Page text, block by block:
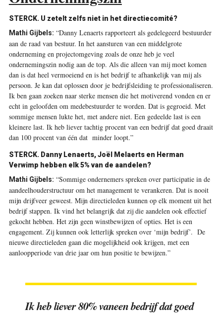
STERCK. U zetelt zelfs niet in het directiecomité?
Mathi Gijbels: “Danny Lenaerts rapporteert als gedelegeerd bestuurder
aan de raad van bestuur. In het aansturen van een middelgrote
onderneming en projectomgeving zoals de onze heb je veel
ondernemingszin nodig aan de top. Als die alleen van mij moet komen
dan is dat heel vermoeiend en is het bedrijf te afhankelijk van mij als
persoon. Je kan dat oplossen door je bedrijfsleiding te professionaliseren.
Ik ben gaan zoeken naar sterke mensen die het motiverend vonden en er
echt in geloofden om medebestuurder te worden. Dat is gegroeid. Met
sommige mensen lukte het, met andere niet. Een gedeelde last is een
kleinere last. Ik heb liever tachtig procent van een bedrijf dat goed draait
dan 100 procent van één dat minder loopt.”
STERCK. Danny Lenaerts, Joël Melaerts en Herman
Verwimp hebben elk 5% van de aandelen?
Mathi Gijbels: “Sommige ondernemers spreken over participatie in de
aandeelhouderstructuur om het management te verankeren. Dat is nooit
mijn drijfveer geweest. Mijn directieleden kunnen op elk moment uit het
bedrijf stappen. Ik vind het belangrijk dat zij die aandelen ook effectief
gekocht hebben. Het zijn geen winstbewijzen of opties. Het is een
engagement. Zij kunnen ook letterlijk spreken over ‘mijn bedrijf’. De
nieuwe directieleden gaan die mogelijkheid ook krijgen, met een
aanloopperiode van drie jaar om hun positie te bewijzen.”
Ik heb liever 80% vaneen bedrijf dat goed